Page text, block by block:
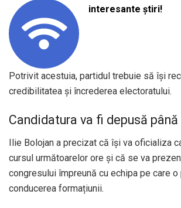
interesante știri!
Potrivit acestuia, partidul trebuie să își
credibilitatea și încrederea electoratului.
Candidatura va fi depusă
Ilie Bolojan a precizat că își va oficializa
cursul următoarelor ore și că se va
congresului împreună cu echipa pe care o
conducerea formațiunii.